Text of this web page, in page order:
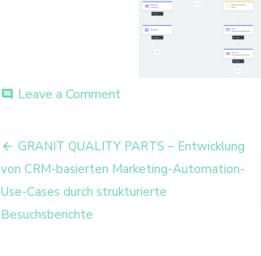
comment Leave a Commenton
01-
185854
Beitrags-
Navigation
GRANIT QUALITY PARTS – Entwicklung
von CRM-basierten Marketing-Automation-
Use-Cases durch strukturierte
Besuchsberichte